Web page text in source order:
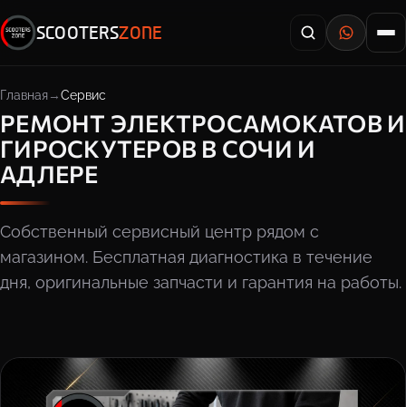
SCOOTERSZONE
Главная Сервис
РЕМОНТ ЭЛЕКТРОСАМОКАТОВ И
ГИРОСКУТЕРОВ В СОЧИ И
АДЛЕРЕ
Собственный сервисный центр рядом с
магазином. Бесплатная диагностика в течение
дня, оригинальные запчасти и гарантия на работы.